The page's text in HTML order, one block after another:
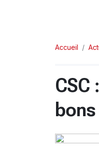
Accueil
CSC